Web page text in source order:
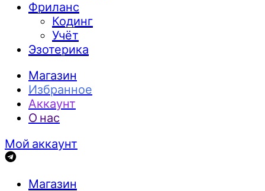
Фриланс
Кодинг
Учёт
Эзотерика
Магазин
Избранное
Аккаунт
О нас
Мой аккаунт
Магазин